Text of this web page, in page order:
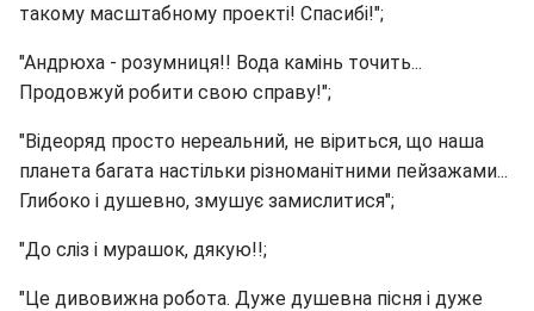
такому масштабному проекті! Спасибі!";
"Андрюха - розумниця!! Вода камінь точить...
Продовжуй робити свою справу!";
"Відеоряд просто нереальний, не віриться, що наша
планета багата настільки різноманітними пейзажами...
Глибоко і душевно, змушує замислитися";
"До сліз і мурашок, дякую!!;
"Це дивовижна робота. Дуже душевна пісня і дуже